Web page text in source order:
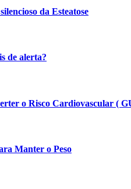
da Esteatose
de alerta?
o Risco Cardiovascular (
Manter o Peso